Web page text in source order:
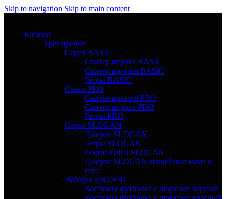
Skip to navigation Skip to main content
Каталог
Тренировки
Серия BASIC
Свитер игрока BASIC
Свитер вратаря BASIC
Гетры BASIC
Серия PRO
Свитер вратаря PRO
Свитер игрока PRO
Гетры PRO
Серия SLOGAN
Джерси SLOGAN
Гетры SLOGAN
Форма ОФП SLOGAN
Джерси SLOGAN хоккейные мама и
папа
Наборы для ОФП
Костюмы футболка с шортами черный